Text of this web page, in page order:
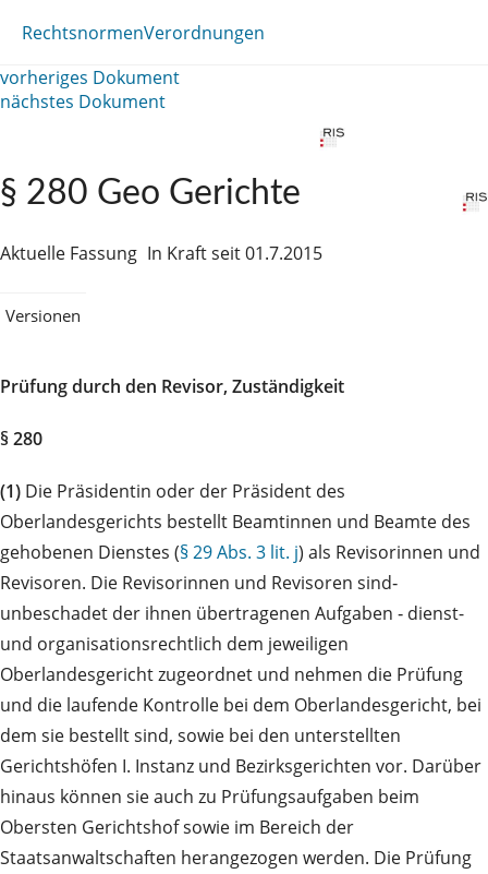
RechtsnormenVerordnungen
vorheriges Dokument
nächstes Dokument
§ 280 Geo Gerichte
Aktuelle Fassung In Kraft seit 01.7.2015
Versionen
Prüfung durch den Revisor, Zuständigkeit
§ 280
(1) Die Präsidentin oder der Präsident des
Oberlandesgerichts bestellt Beamtinnen und Beamte des
gehobenen Dienstes (§ 29 Abs. 3 lit. j) als Revisorinnen und
Revisoren. Die Revisorinnen und Revisoren sind‑
unbeschadet der ihnen übertragenen Aufgaben ‑ dienst-
und organisationsrechtlich dem jeweiligen
Oberlandesgericht zugeordnet und nehmen die Prüfung
und die laufende Kontrolle bei dem Oberlandesgericht, bei
dem sie bestellt sind, sowie bei den unterstellten
Gerichtshöfen I. Instanz und Bezirksgerichten vor. Darüber
hinaus können sie auch zu Prüfungsaufgaben beim
Obersten Gerichtshof sowie im Bereich der
Staatsanwaltschaften herangezogen werden. Die Prüfung